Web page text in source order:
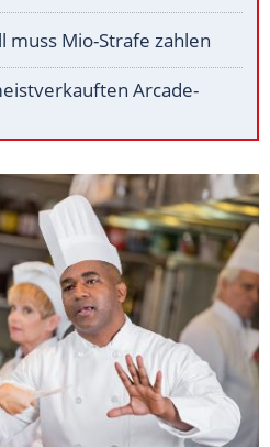
muss Mio-Strafe zahlen
Arcade-